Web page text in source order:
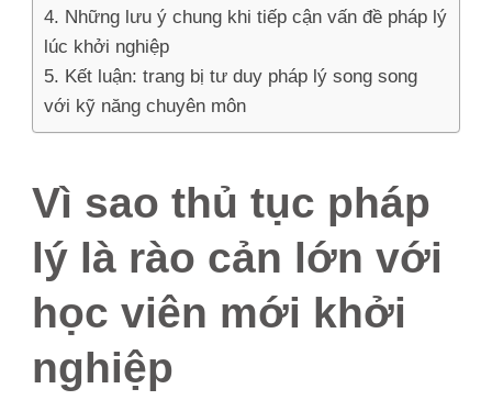
Những lưu ý chung khi tiếp cận vấn đề pháp lý
lúc khởi nghiệp
Kết luận: trang bị tư duy pháp lý song song
với kỹ năng chuyên môn
Vì sao thủ tục pháp
lý là rào cản lớn với
học viên mới khởi
nghiệp